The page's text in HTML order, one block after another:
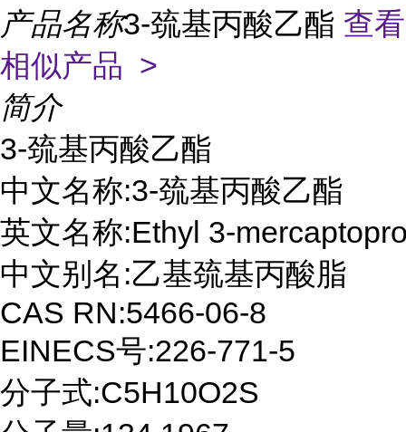
产品名称3-巯基丙酸乙酯 查看
相似产品 >
简介
3-巯基丙酸乙酯
中文名称:3-巯基丙酸乙酯
英文名称:Ethyl 3-
中文别名:乙基巯基丙酸脂
CAS RN:5466-06-8
EINECS号:226-771-5
分子式:C5H10O2S